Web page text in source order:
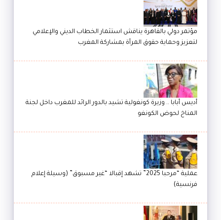
مؤتمر دولي بالقاهرة يناقش استثمار الخطاب الديني والإعلامي
لتعزيز وحماية حقوق المرأة بمشاركة المغرب
أديس أبابا .. وزيرة كونغولية تشيد بالدور الرائد للمغرب داخل لجنة
المناخ لحوض الكونغو
عملية “مرحبا 2025” تشهد إقبالا “غير مسبوق” (وسيلة إعلام
فرنسية)